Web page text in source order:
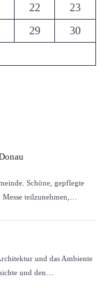
22
23
29
30
Schöne, gepflegte
teilzunehmen,…
und das Ambiente
und den…